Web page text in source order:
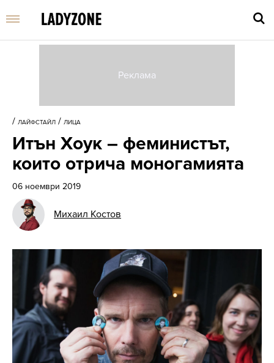
/ ЛАЙФСТАЙЛ / ЛИЦА
Итън Хоук – феминистът,
които отрича моногамията
06 ноември 2019
Михаил Костов